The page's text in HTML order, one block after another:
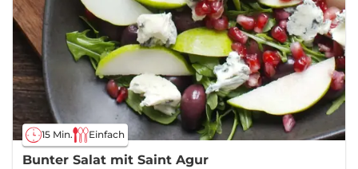
15 Min. Einfach
Bunter Salat mit Saint Agur